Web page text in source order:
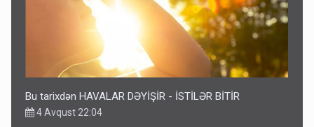
Bu tarixdən HAVALAR DƏYİŞİR - İSTİLƏR BİTİR
4 Avqust 22:04